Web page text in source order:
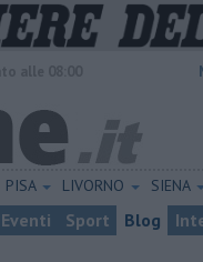
PISA LIVORNO SIENA
Eventi Sport Blog